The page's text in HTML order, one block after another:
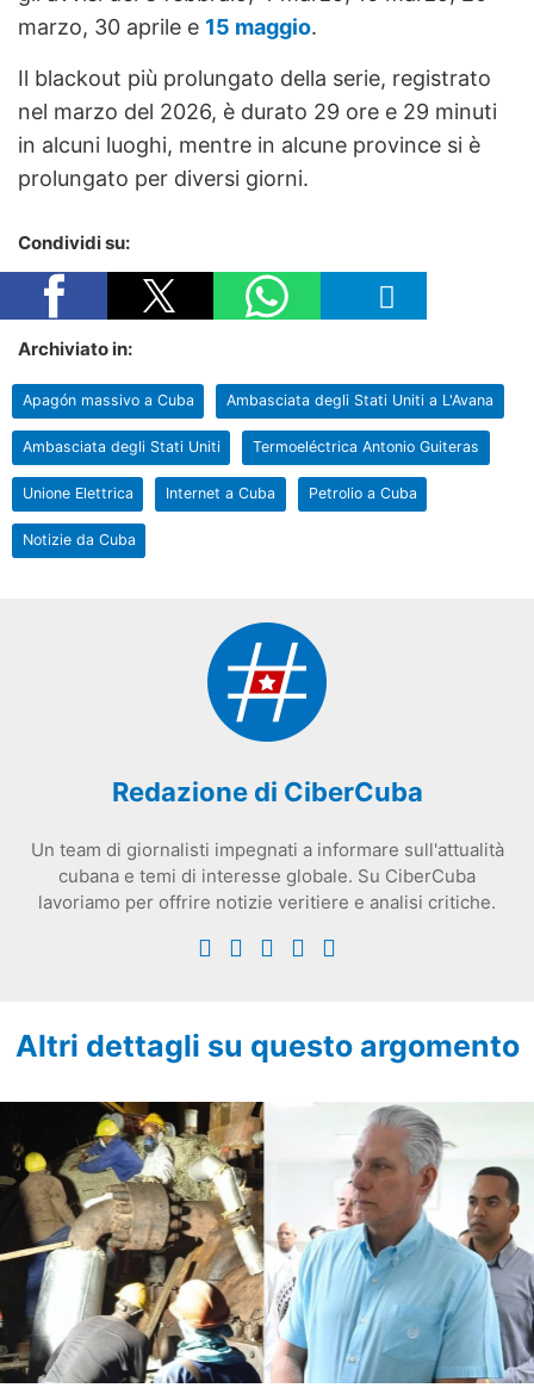
marzo, 30 aprile e 15 maggio.
Il blackout più prolungato della serie, registrato
nel marzo del 2026, è durato 29 ore e 29 minuti
in alcuni luoghi, mentre in alcune province si è
prolungato per diversi giorni.
Condividi su:
Archiviato in:
Apagón massivo a Cuba Ambasciata degli Stati Uniti a L'Avana
Ambasciata degli Stati Uniti Termoeléctrica Antonio Guiteras
Unione Elettrica Internet a Cuba Petrolio a Cuba
Notizie da Cuba
Redazione di CiberCuba
Un team di giornalisti impegnati a informare sull'attualità
cubana e temi di interesse globale. Su CiberCuba
lavoriamo per offrire notizie veritiere e analisi critiche.
Altri dettagli su questo argomento